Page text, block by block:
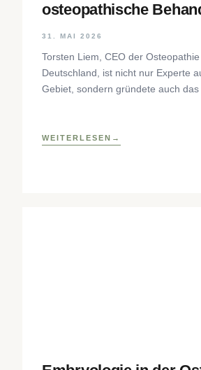
osteopathische
Schritt für Schritt
31. MAI 2026
Torsten Liem, CEO der
Deutschland, ist nicht nur Experte
Gebiet, sondern gründete auch
WEITERLESEN